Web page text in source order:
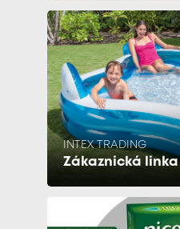
INTEX TRADING
Zákaznická linka